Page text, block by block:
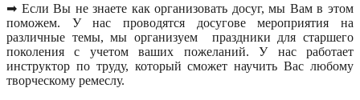
➡ Если Вы не знаете как организовать досуг, мы Вам в этом
поможем. У нас проводятся досугове мероприятия на
различные темы, мы организуем праздники для старшего
поколения с учетом ваших пожеланий. У нас работает
инструктор по труду, который сможет научить Вас любому
творческому ремеслу.